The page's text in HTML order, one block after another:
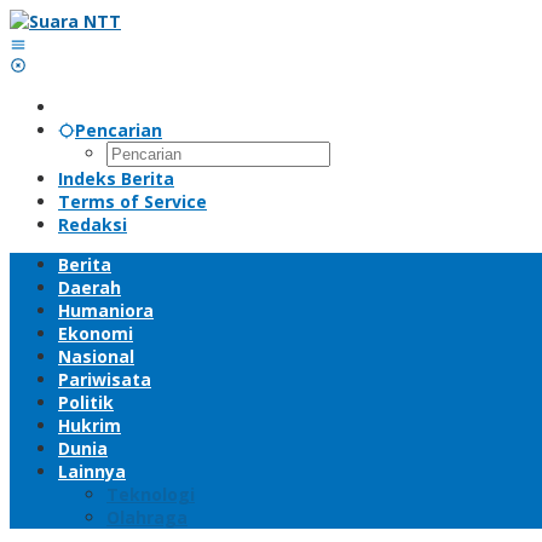
Lewati
ke
konten
Pencarian
Indeks Berita
Terms of Service
Redaksi
Berita
Daerah
Humaniora
Ekonomi
Nasional
Pariwisata
Politik
Hukrim
Dunia
Lainnya
Teknologi
Olahraga